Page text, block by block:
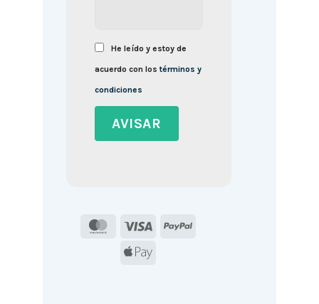
He leído y estoy de
acuerdo con lostérminos y
condiciones
MasterCard
Visa
PayPal
Apple